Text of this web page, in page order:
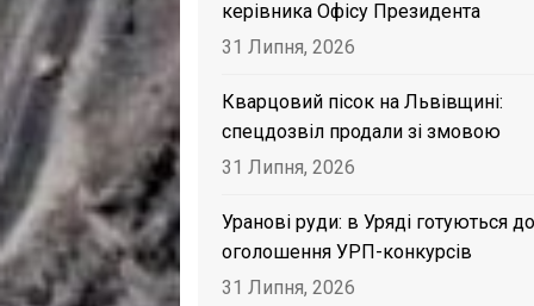
керівника Офісу Президента
31 Липня, 2026
Кварцовий пісок на Львівщині:
спецдозвіл продали зі змовою
31 Липня, 2026
Уранові руди: в Уряді готуються до
оголошення УРП-конкурсів
31 Липня, 2026